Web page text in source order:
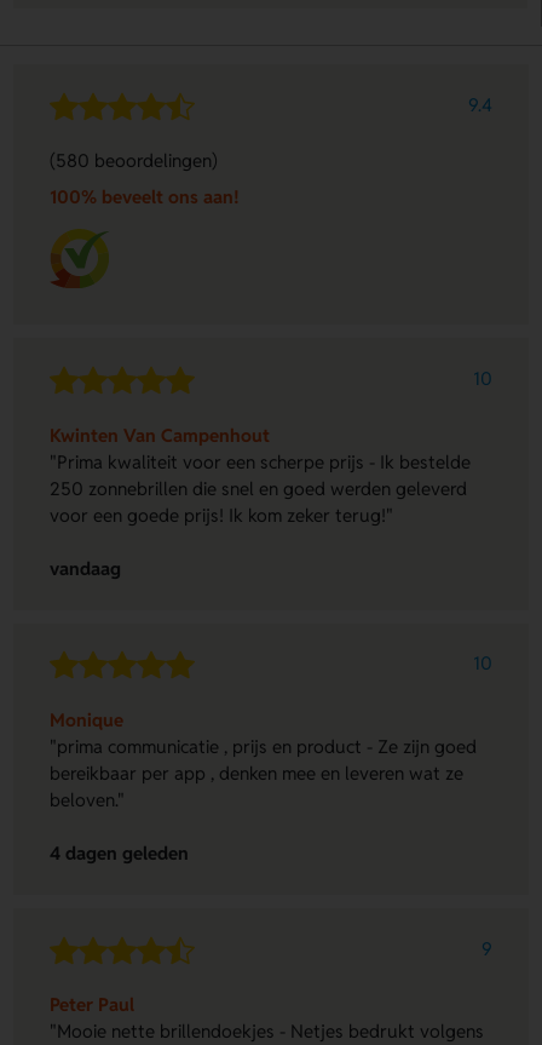
9.4
(580 beoordelingen)
100% beveelt ons aan!
10
Kwinten Van Campenhout
"Prima kwaliteit voor een scherpe prijs - Ik bestelde
250 zonnebrillen die snel en goed werden geleverd
voor een goede prijs! Ik kom zeker terug!"
vandaag
10
Monique
"prima communicatie , prijs en product - Ze zijn goed
bereikbaar per app , denken mee en leveren wat ze
beloven."
4 dagen geleden
9
Peter Paul
"Mooie nette brillendoekjes - Netjes bedrukt volgens